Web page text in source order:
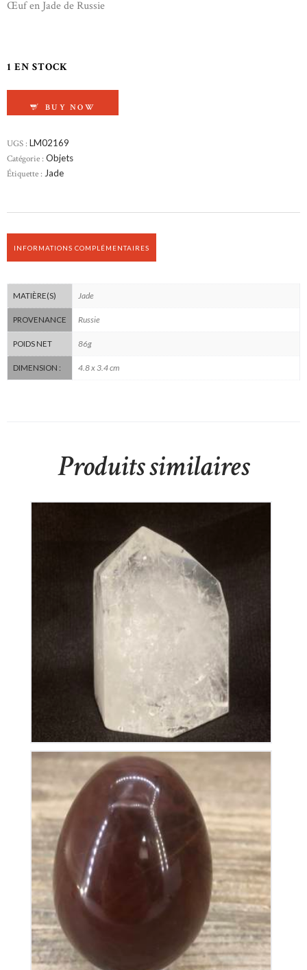
Œuf en Jade de Russie
1 EN STOCK
BUY NOW
UGS : LM02169
Catégorie : Objets
Étiquette : Jade
INFORMATIONS COMPLÉMENTAIRES
MATIÈRE(S) Jade
PROVENANCE Russie
POIDS NET 86g
DIMENSION : 4.8 x 3.4 cm
Produits similaires
Pointe retaillée en Cristal de Roche
60€
Œuf en Jaspe